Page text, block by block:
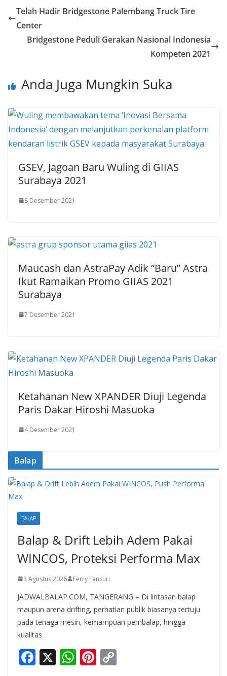
Telah Hadir Bridgestone Palembang Truck Tire
Center
Bridgestone Peduli Gerakan Nasional Indonesia
Kompeten 2021
Anda Juga Mungkin Suka
GSEV, Jagoan Baru Wuling di GIIAS
Surabaya 2021
8 Desember 2021
Maucash dan AstraPay Adik “Baru” Astra
Ikut Ramaikan Promo GIIAS 2021
Surabaya
7 Desember 2021
Ketahanan New XPANDER Diuji Legenda
Paris Dakar Hiroshi Masuoka
4 Desember 2021
Balap
BALAP
Balap & Drift Lebih Adem Pakai
WINCOS, Proteksi Performa Max
3 Agustus 2026 Ferry Fansuri
JADWALBALAP.COM, TANGERANG – Di lintasan balap
maupun arena drifting, perhatian publik biasanya tertuju
pada tenaga mesin, kemampuan pembalap, hingga
kualitas
F X W Pi